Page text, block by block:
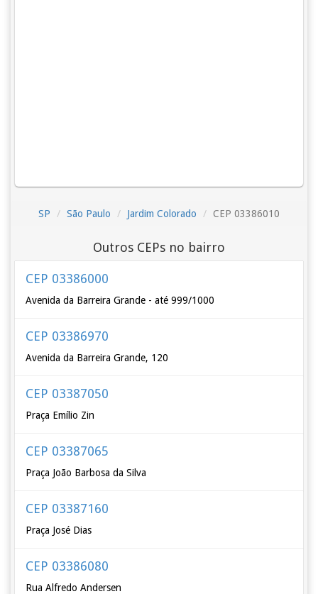
SP São Paulo Jardim Colorado CEP 03386010
Outros CEPs no bairro
CEP 03386000
Avenida da Barreira Grande - até 999/1000
CEP 03386970
Avenida da Barreira Grande, 120
CEP 03387050
Praça Emílio Zin
CEP 03387065
Praça João Barbosa da Silva
CEP 03387160
Praça José Dias
CEP 03386080
Rua Alfredo Andersen